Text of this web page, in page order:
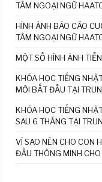
TÂM NGOẠI NGỮ
HÌNH ẢNH BÁO CÁO
TÂM NGOẠI NGỮ
MỘT SỐ HÌNH ẢNH
KHÓA HỌC TIẾNG
MỚI BẮT ĐẦU TẠI
KHÓA HỌC TIẾNG
SAU 6 THÁNG TẠI
VÌ SAO NÊN CHO CON
ĐẦU THÔNG MINH